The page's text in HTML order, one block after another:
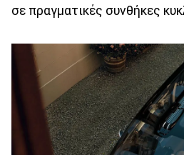
σε πραγματικές συνθήκες